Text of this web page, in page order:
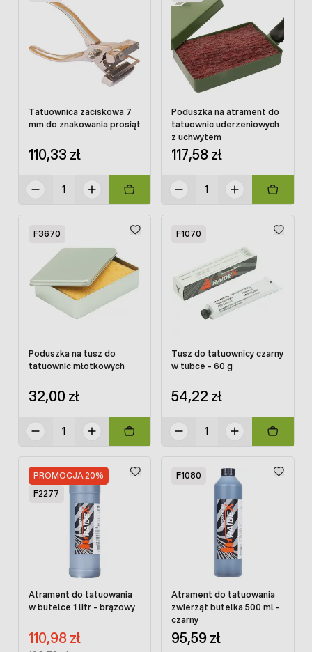
Tatuownica zaciskowa 7
mm do znakowania prosiąt
110,33 zł
Poduszka na atrament do
tatuownic uderzeniowych
z uchwytem
117,58 zł
F3670
Poduszka na tusz do
tatuownic młotkowych
32,00 zł
F1070
Tusz do tatuownicy czarny
w tubce - 60 g
54,22 zł
PROMOCJA 20%
F2277
Atrament do tatuowania
w butelce 1 litr - brązowy
Cena promocyjna:
110,98 zł
F1080
Atrament do tatuowania
zwierząt butelka 500 ml -
czarny
95,59 zł